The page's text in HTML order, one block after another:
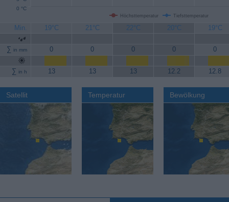
Höchsttemperatur Tiefsttemperatur
0 °C
Min. 19°C 21°C 22°C 20°C 19°C
∑ in mm 0 0 0 0 0
∑ in h 13 13 13 12.2 12.8
Satellit Temperatur Bewölkung